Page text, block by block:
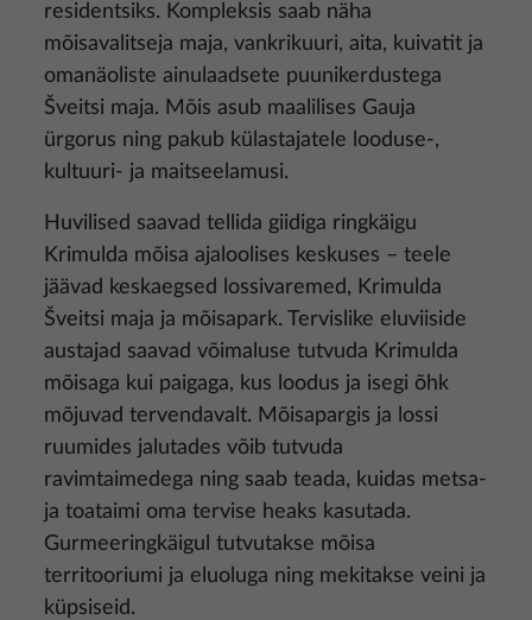
residentsiks. Kompleksis saab näha
mõisavalitseja maja, vankrikuuri, aita, kuivatit ja
omanäoliste ainulaadsete puunikerdustega
Šveitsi maja. Mõis asub maalilises Gauja
ürgorus ning pakub külastajatele looduse-,
kultuuri- ja maitseelamusi.
Huvilised saavad tellida giidiga ringkäigu
Krimulda mõisa ajaloolises keskuses – teele
jäävad keskaegsed lossivaremed, Krimulda
Šveitsi maja ja mõisapark. Tervislike eluviiside
austajad saavad võimaluse tutvuda Krimulda
mõisaga kui paigaga, kus loodus ja isegi õhk
mõjuvad tervendavalt. Mõisapargis ja lossi
ruumides jalutades võib tutvuda
ravimtaimedega ning saab teada, kuidas metsa-
ja toataimi oma tervise heaks kasutada.
Gurmeeringkäigul tutvutakse mõisa
territooriumi ja eluoluga ning mekitakse veini ja
küpsiseid.